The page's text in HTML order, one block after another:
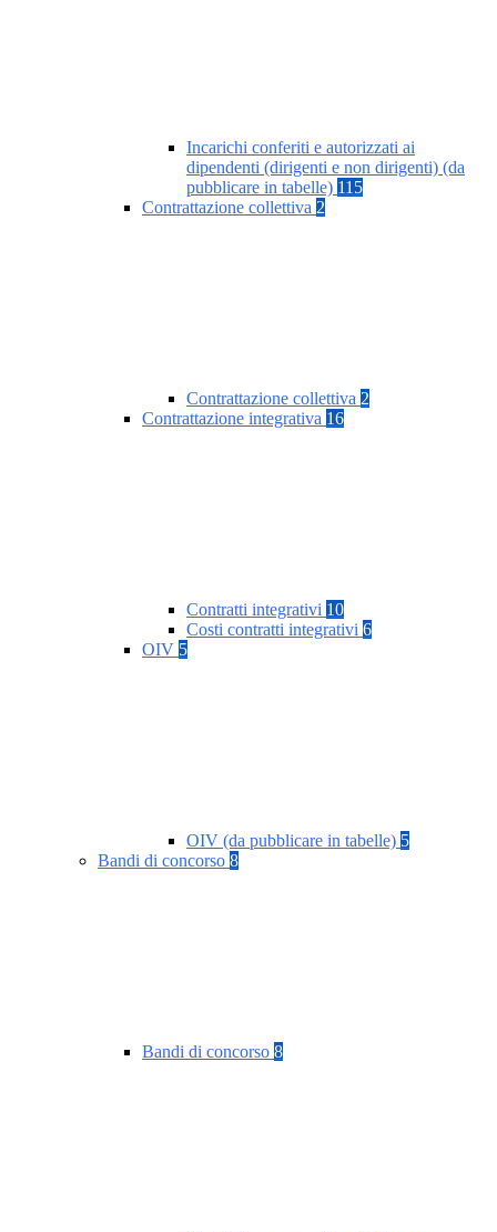
Incarichi conferiti e autorizzati ai
dipendenti (dirigenti e non dirigenti) (da
pubblicare in tabelle) 115
Contrattazione collettiva 2
Contrattazione collettiva 2
Contrattazione integrativa 16
Contratti integrativi 10
Costi contratti integrativi 6
OIV 5
OIV (da pubblicare in tabelle) 5
Bandi di concorso 8
Bandi di concorso 8